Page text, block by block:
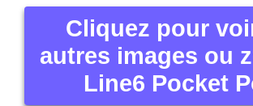
Cliquez pour
autres images ou
Line6 Pocket